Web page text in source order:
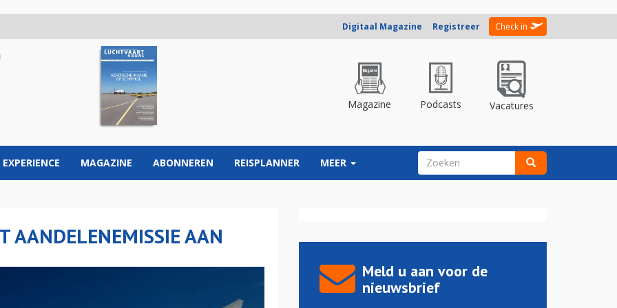
Digitaal Magazine Registreer Check in
Magazine Podcasts Vacatures
EXPERIENCE MAGAZINE ABONNEREN REISPLANNER MEER ZOEKVELD
AANDELENEMISSIE AAN
Meld u aan voor de
nieuwsbrief